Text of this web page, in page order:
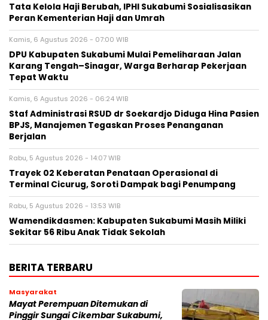
Tata Kelola Haji Berubah, IPHI Sukabumi Sosialisasikan
Peran Kementerian Haji dan Umrah
Kamis, 6 Agustus 2026 - 07:00 WIB
‎DPU Kabupaten Sukabumi Mulai Pemeliharaan Jalan
Karang Tengah–Sinagar, Warga Berharap Pekerjaan
Tepat Waktu
Kamis, 6 Agustus 2026 - 06:24 WIB
Staf Administrasi RSUD dr Soekardjo Diduga Hina Pasien
BPJS, Manajemen Tegaskan Proses Penanganan
Berjalan
Rabu, 5 Agustus 2026 - 14:07 WIB
‎Trayek 02 Keberatan Penataan Operasional di
Terminal Cicurug, Soroti Dampak bagi Penumpang
Rabu, 5 Agustus 2026 - 13:53 WIB
Wamendikdasmen: Kabupaten Sukabumi Masih Miliki
Sekitar 56 Ribu Anak Tidak Sekolah
BERITA TERBARU
Masyarakat
‎Mayat Perempuan Ditemukan di
Pinggir Sungai Cikembar Sukabumi,